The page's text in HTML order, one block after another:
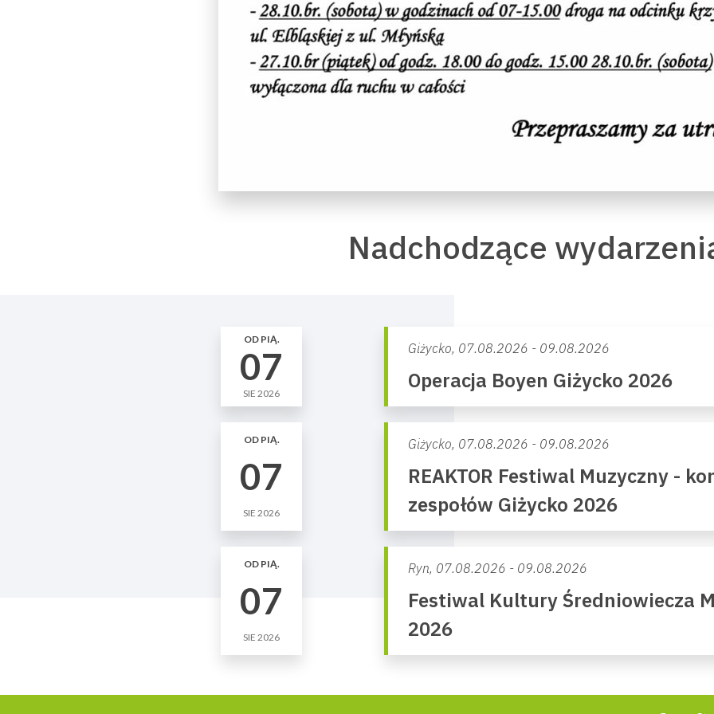
Nadchodzące
OD PIĄ.
07
SIE 2026
Giżycko, 07.08.2026 - 09.08.2026
Operacja Boyen Giżycko 2026
OD PIĄ.
07
SIE 2026
Giżycko, 07.08.2026 - 09.08.2026
REAKTOR Festiwal Muzyczny -
zespołów Giżycko 2026
OD PIĄ.
07
SIE 2026
Ryn, 07.08.2026 - 09.08.2026
Festiwal Kultury Średniowiecza
2026